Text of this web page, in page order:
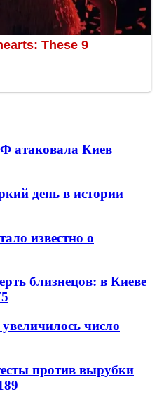
атаковала Киев
день в истории
известно о
близнецов: в Киеве
число
против вырубки